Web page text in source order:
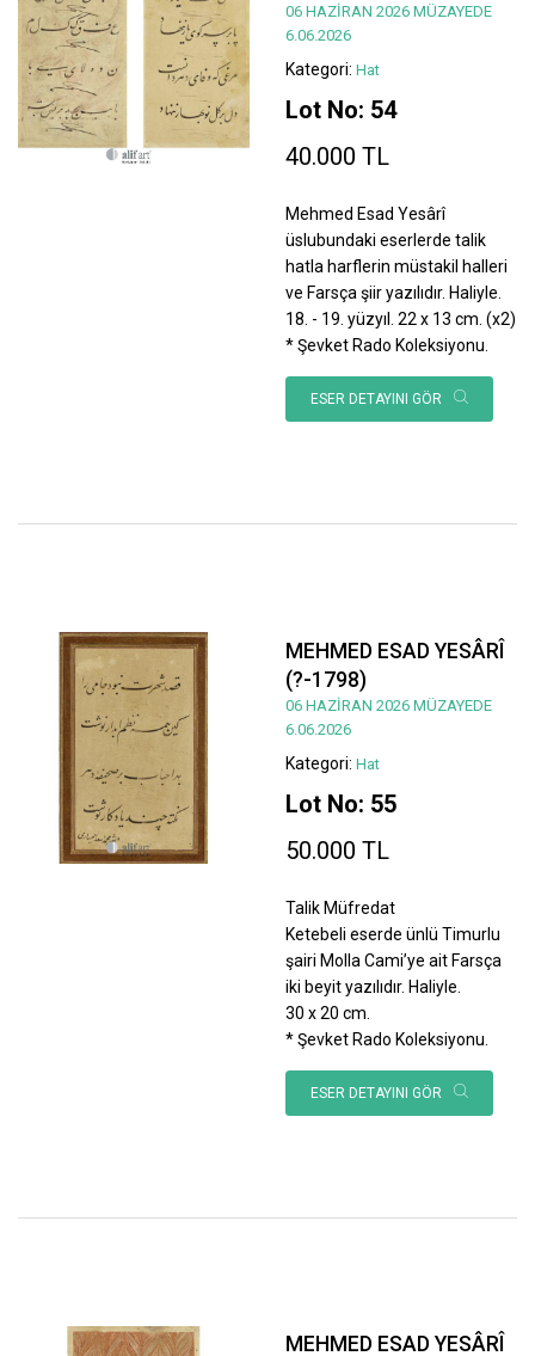
06 HAZİRAN 2026 MÜZAYEDE
6.06.2026
Kategori: Hat
Lot No: 54
40.000 TL
Mehmed Esad Yesârî
üslubundaki eserlerde talik
hatla harflerin müstakil halleri
ve Farsça şiir yazılıdır. Haliyle.
18. - 19. yüzyıl. 22 x 13 cm. (x2)
* Şevket Rado Koleksiyonu.
ESER DETAYINI GÖR
MEHMED ESAD YESÂRÎ
(?-1798)
06 HAZİRAN 2026 MÜZAYEDE
6.06.2026
Kategori: Hat
Lot No: 55
50.000 TL
Talik Müfredat
Ketebeli eserde ünlü Timurlu
şairi Molla Cami’ye ait Farsça
iki beyit yazılıdır. Haliyle.
30 x 20 cm.
* Şevket Rado Koleksiyonu.
ESER DETAYINI GÖR
MEHMED ESAD YESÂRÎ